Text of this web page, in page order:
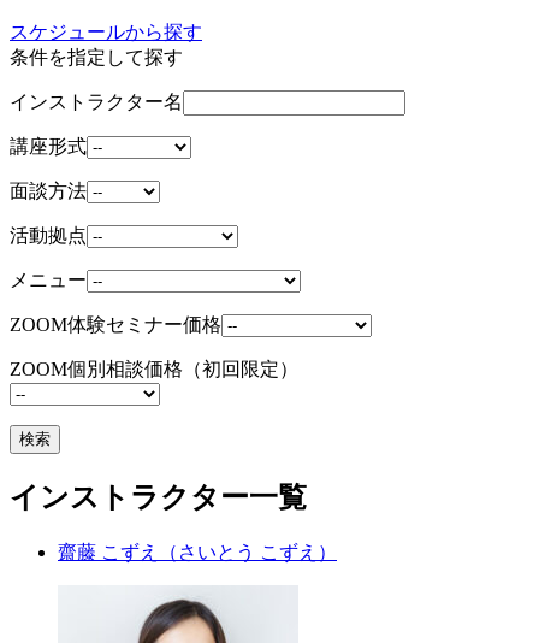
スケジュールから探す
条件を指定して探す
インストラクター名
講座形式
面談方法
活動拠点
メニュー
ZOOM体験セミナー価格
ZOOM個別相談価格（初回限定）
インストラクター一覧
齋藤 こずえ （さいとう こずえ）